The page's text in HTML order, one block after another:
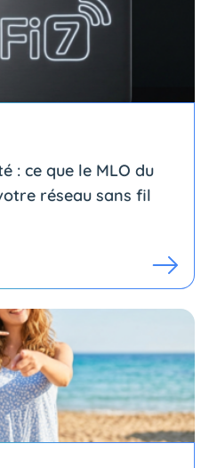
: ce que le MLO du
réseau sans fil